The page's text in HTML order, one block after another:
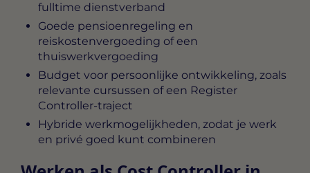
fulltime dienstverband
Goede pensioenregeling en
reiskostenvergoeding of een
thuiswerkvergoeding
Budget voor persoonlijke ontwikkeling, zoals
relevante cursussen of een Register
Controller-traject
Hybride werkmogelijkheden, zodat je werk
en privé goed kunt combineren